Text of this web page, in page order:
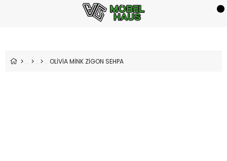
OLİVİA MİNK ZİGON SEHPA